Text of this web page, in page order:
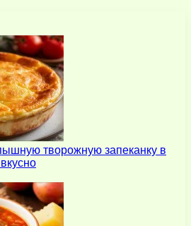
творожную запеканку в